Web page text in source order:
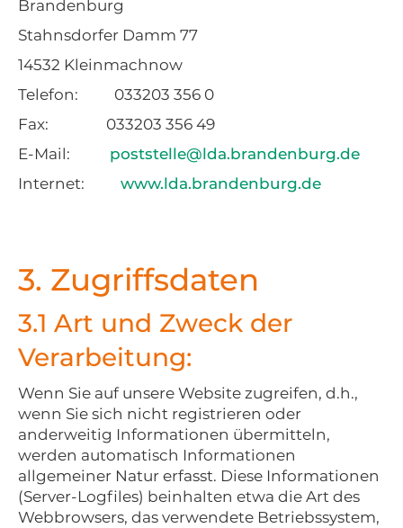
Brandenburg
Stahnsdorfer Damm 77
14532 Kleinmachnow
Telefon: 033203 356 0
Fax: 033203 356 49
E-Mail: poststelle@lda.brandenburg.de
Internet: www.lda.brandenburg.de
3. Zugriffsdaten
3.1 Art und Zweck der
Verarbeitung:
Wenn Sie auf unsere Website zugreifen, d.h.,
wenn Sie sich nicht registrieren oder
anderweitig Informationen übermitteln,
werden automatisch Informationen
allgemeiner Natur erfasst. Diese Informationen
(Server-Logfiles) beinhalten etwa die Art des
Webbrowsers, das verwendete Betriebssystem,